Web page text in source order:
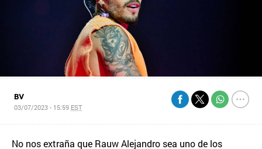
BV
03/07/2023 - 15:59 EST
No nos extraña que Rauw Alejandro sea uno de los